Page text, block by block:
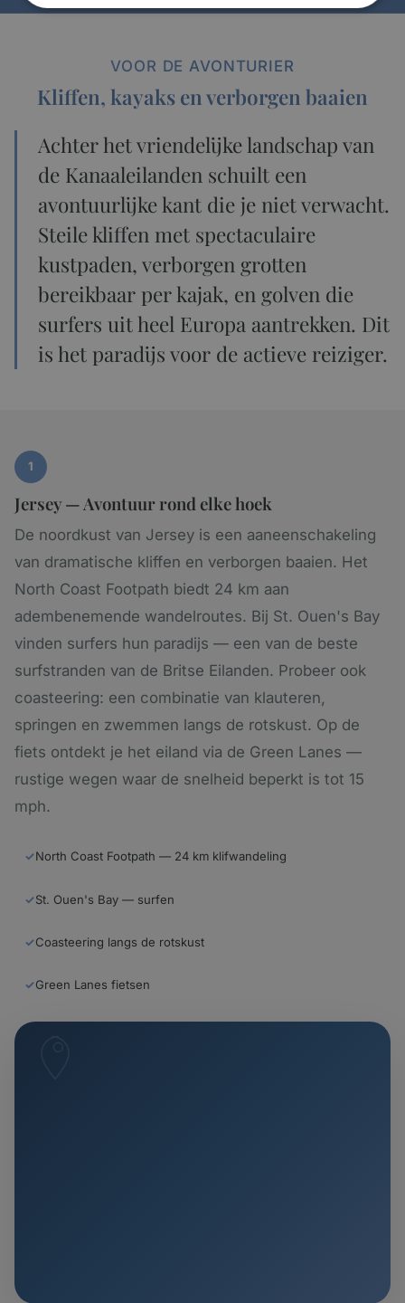
VOOR DE AVONTURIER
Kliffen, kayaks en verborgen baaien
Achter het vriendelijke landschap van
de Kanaaleilanden schuilt een
avontuurlijke kant die je niet verwacht.
Steile kliffen met spectaculaire
kustpaden, verborgen grotten
bereikbaar per kajak, en golven die
surfers uit heel Europa aantrekken. Dit
is het paradijs voor de actieve reiziger.
1
Jersey — Avontuur rond elke hoek
De noordkust van Jersey is een aaneenschakeling
van dramatische kliffen en verborgen baaien. Het
North Coast Footpath biedt 24 km aan
adembenemende wandelroutes. Bij St. Ouen's Bay
vinden surfers hun paradijs — een van de beste
surfstranden van de Britse Eilanden. Probeer ook
coasteering: een combinatie van klauteren,
springen en zwemmen langs de rotskust. Op de
fiets ontdekt je het eiland via de Green Lanes —
rustige wegen waar de snelheid beperkt is tot 15
mph.
✓North Coast Footpath — 24 km klifwandeling
✓St. Ouen's Bay — surfen
✓Coasteering langs de rotskust
✓Green Lanes fietsen